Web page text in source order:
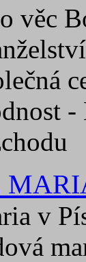
věc
-
v